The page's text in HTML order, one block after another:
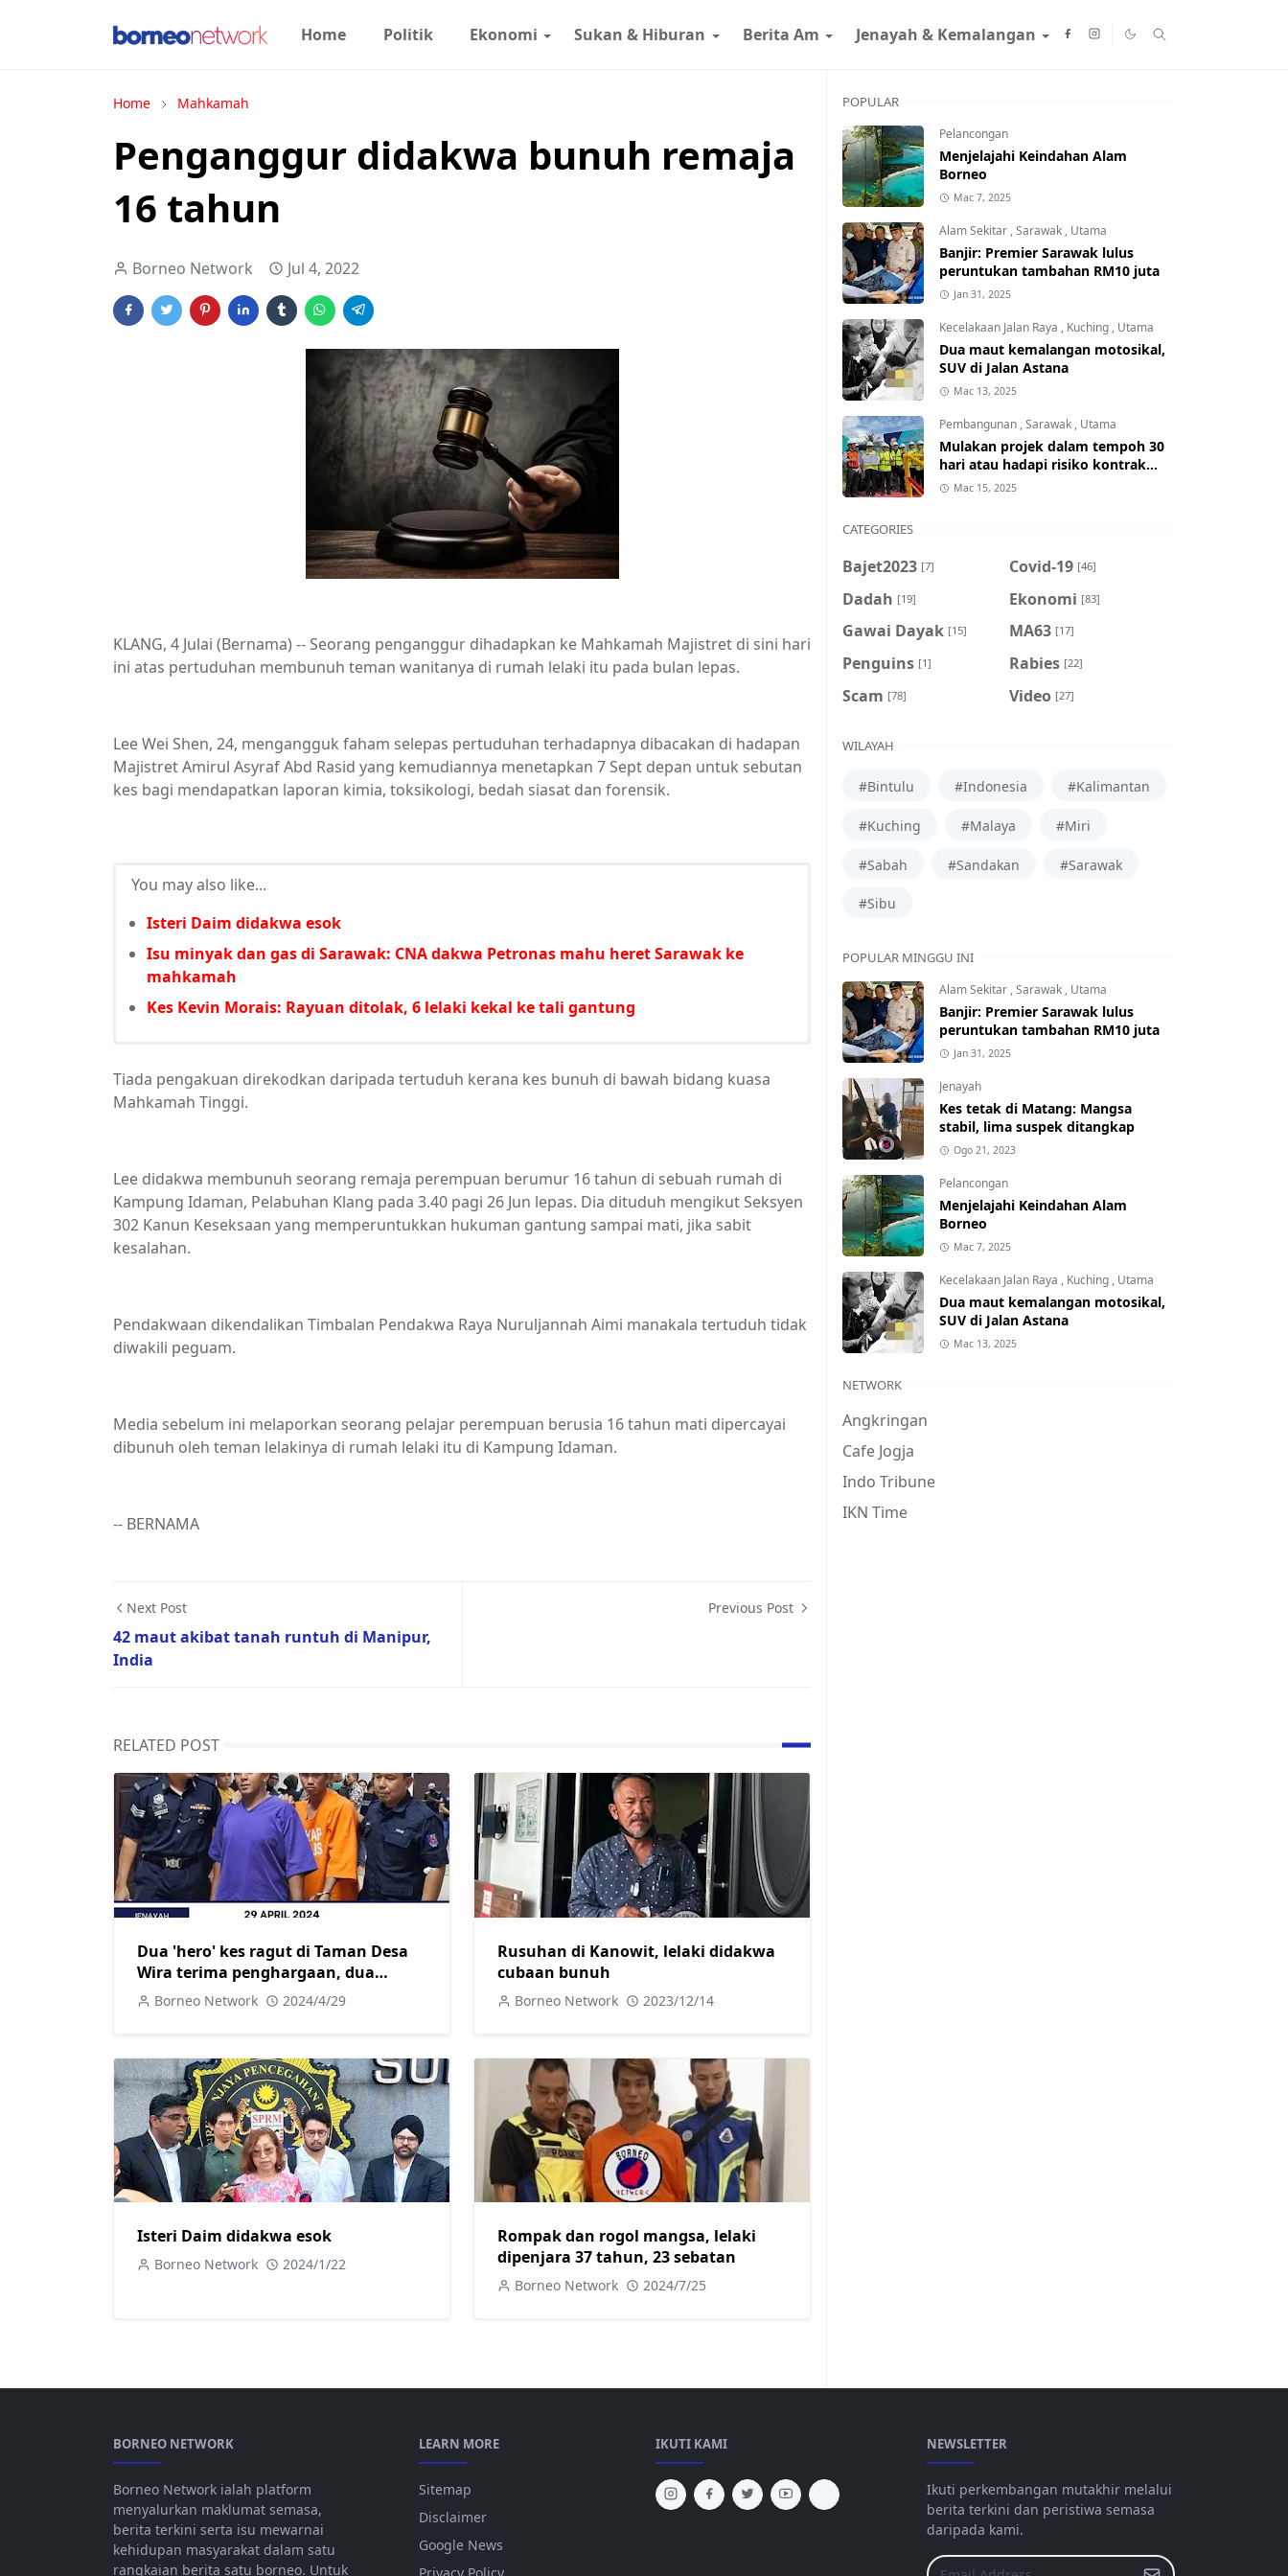
Home Politik Ekonomi Sukan & Hiburan Berita Am Jenayah & Kemalangan
Home Mahkamah
Penganggur didakwa bunuh remaja
16 tahun
Borneo Network Jul 4, 2022
KLANG, 4 Julai (Bernama) -- Seorang penganggur dihadapkan ke Mahkamah Majistret di sini hari
ini atas pertuduhan membunuh teman wanitanya di rumah lelaki itu pada bulan lepas.
Lee Wei Shen, 24, mengangguk faham selepas pertuduhan terhadapnya dibacakan di hadapan
Majistret Amirul Asyraf Abd Rasid yang kemudiannya menetapkan 7 Sept depan untuk sebutan
kes bagi mendapatkan laporan kimia, toksikologi, bedah siasat dan forensik.
You may also like...
Isteri Daim didakwa esok
Isu minyak dan gas di Sarawak: CNA dakwa Petronas mahu heret Sarawak ke
mahkamah
Kes Kevin Morais: Rayuan ditolak, 6 lelaki kekal ke tali gantung
Tiada pengakuan direkodkan daripada tertuduh kerana kes bunuh di bawah bidang kuasa
Mahkamah Tinggi.
Lee didakwa membunuh seorang remaja perempuan berumur 16 tahun di sebuah rumah di
Kampung Idaman, Pelabuhan Klang pada 3.40 pagi 26 Jun lepas. Dia dituduh mengikut Seksyen
302 Kanun Keseksaan yang memperuntukkan hukuman gantung sampai mati, jika sabit
kesalahan.
Pendakwaan dikendalikan Timbalan Pendakwa Raya Nuruljannah Aimi manakala tertuduh tidak
diwakili peguam.
Media sebelum ini melaporkan seorang pelajar perempuan berusia 16 tahun mati dipercayai
dibunuh oleh teman lelakinya di rumah lelaki itu di Kampung Idaman.
-- BERNAMA
Next Post
42 maut akibat tanah runtuh di Manipur,
India
Previous Post
RELATED POST
Dua 'hero' kes ragut di Taman Desa
Wira terima penghargaan, dua
tertuduh kena 10 tahun penjara dan
10 sebatan
Borneo Network 2024/4/29
Rusuhan di Kanowit, lelaki didakwa
cubaan bunuh
Borneo Network 2023/12/14
Isteri Daim didakwa esok
Borneo Network 2024/1/22
Rompak dan rogol mangsa, lelaki
dipenjara 37 tahun, 23 sebatan
Borneo Network 2024/7/25
POPULAR
Pelancongan
Menjelajahi Keindahan Alam
Borneo
Mac 7, 2025
Alam Sekitar ,Sarawak , Utama
Banjir: Premier Sarawak lulus
peruntukan tambahan RM10 juta
Jan 31, 2025
Kecelakaan Jalan Raya , Kuching , Utama
Dua maut kemalangan motosikal,
SUV di Jalan Astana
Mac 13, 2025
Pembangunan ,Sarawak , Utama
Mulakan projek dalam tempoh 30
hari atau hadapi risiko kontrak
ditamatkan
Mac 15, 2025
CATEGORIES
Bajet2023 [7] Covid-19 [46]
Dadah [19] Ekonomi [83]
Gawai Dayak [15] MA63 [17]
Penguins [1] Rabies [22]
Scam [78] Video [27]
WILAYAH
#Bintulu #Indonesia #Kalimantan
#Kuching #Malaya #Miri
#Sabah #Sandakan #Sarawak
#Sibu
POPULAR MINGGU INI
Alam Sekitar ,Sarawak , Utama
Banjir: Premier Sarawak lulus
peruntukan tambahan RM10 juta
Jan 31, 2025
Jenayah
Kes tetak di Matang: Mangsa
stabil, lima suspek ditangkap
Ogo 21, 2023
Pelancongan
Menjelajahi Keindahan Alam
Borneo
Mac 7, 2025
Kecelakaan Jalan Raya , Kuching , Utama
Dua maut kemalangan motosikal,
SUV di Jalan Astana
Mac 13, 2025
NETWORK
Angkringan
Cafe Jogja
Indo Tribune
IKN Time
BORNEO NETWORK
Borneo Network ialah platform
menyalurkan maklumat semasa,
berita terkini serta isu mewarnai
kehidupan masyarakat dalam satu
rangkaian berita satu borneo. Untuk
LEARN MORE
Sitemap
Disclaimer
Google News
IKUTI KAMI NEWSLETTER
Ikuti perkembangan mutakhir melalui
berita terkini dan peristiwa semasa
daripada kami.